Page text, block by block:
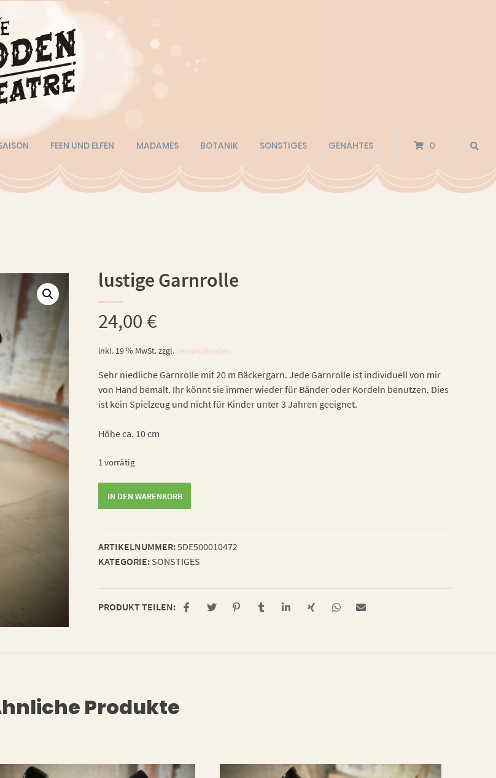
FEEN UND ELFEN MADAMES BOTANIK SONSTIGES GENÄHTES 0
lustige Garnrolle
24,00€
inkl. 19 % MwSt.zzgl.Versandkosten
Sehr niedliche Garnrolle mit 20 m Bäckergarn. Jede Garnrolle ist individuell von mir
von Hand bemalt. Ihr könnt sie immer wieder für Bänder oder Kordeln benutzen. Dies
ist kein Spielzeug und nicht für Kinder unter 3 Jahren geeignet.
Höhe ca. 10 cm
1 vorrätig
IN DEN WARENKORB
ARTIKELNUMMER:5DE500010472
KATEGORIE: SONSTIGES
PRODUKT TEILEN:
Produkte